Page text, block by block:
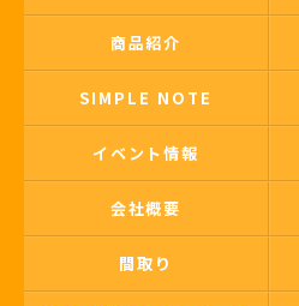
商品紹介
SIMPLE NOTE
イベント情報
会社概要
間取り